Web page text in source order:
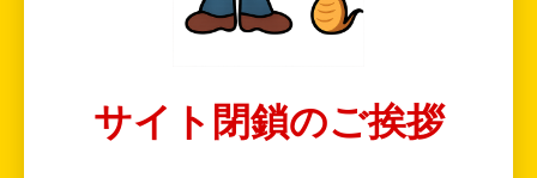
サイト閉鎖のご挨拶